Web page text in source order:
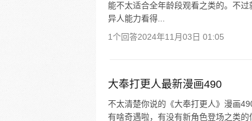
能不太适合全年龄段观看之类的。不
异人能力看得...
1个回答2024年11月03日 01:05
大奉打更人最新漫画490
不太清楚你说的《大奉打更人》漫画
有啥奇遇啦，有没有新角色登场之类的